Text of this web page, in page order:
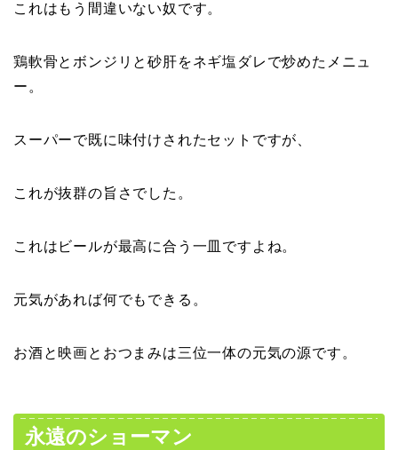
これはもう間違いない奴です。
鶏軟骨とボンジリと砂肝をネギ塩ダレで炒めたメニュ
ー。
スーパーで既に味付けされたセットですが、
これが抜群の旨さでした。
これはビールが最高に合う一皿ですよね。
元気があれば何でもできる。
お酒と映画とおつまみは三位一体の元気の源です。
永遠のショーマン